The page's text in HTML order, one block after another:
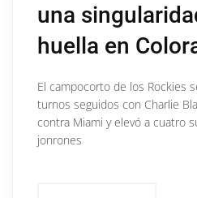
una
huella en
El campocorto de los Rockies
turnos seguidos con Charlie
contra Miami y elevó a cuatro
jonrones